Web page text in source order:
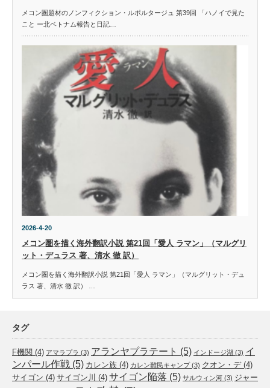
メコン圏題材のノンフィクション・ルポルタージュ 第39回 「ハノイで見た
こと ー北ベトナム報告と日記…
2026-4-20
メコン圏を描く海外翻訳小説 第21回「愛人 ラマン」（マルグリ
ット・デュラス 著、清水 徹 訳）
メコン圏を描く海外翻訳小説 第21回「愛人 ラマン」（マルグリット・デュ
ラス 著、清水 徹 訳） …
タグ
F機関 (4) アマラプラ (3) アランヤプラテート (5) インドージ湖 (3) イ
ンパール作戦 (5) カレン族 (4) カレン難民キャンプ(3) クオン・デ(4)
サイゴン (4) サイゴン川 (4) サイゴン陥落 (5) サルウィン河 (3) ジャー